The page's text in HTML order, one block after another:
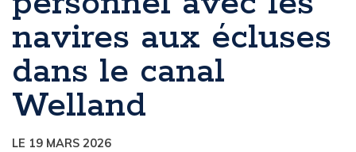
navires aux écluses
dans le canal
Welland
LE 19 MARS 2026